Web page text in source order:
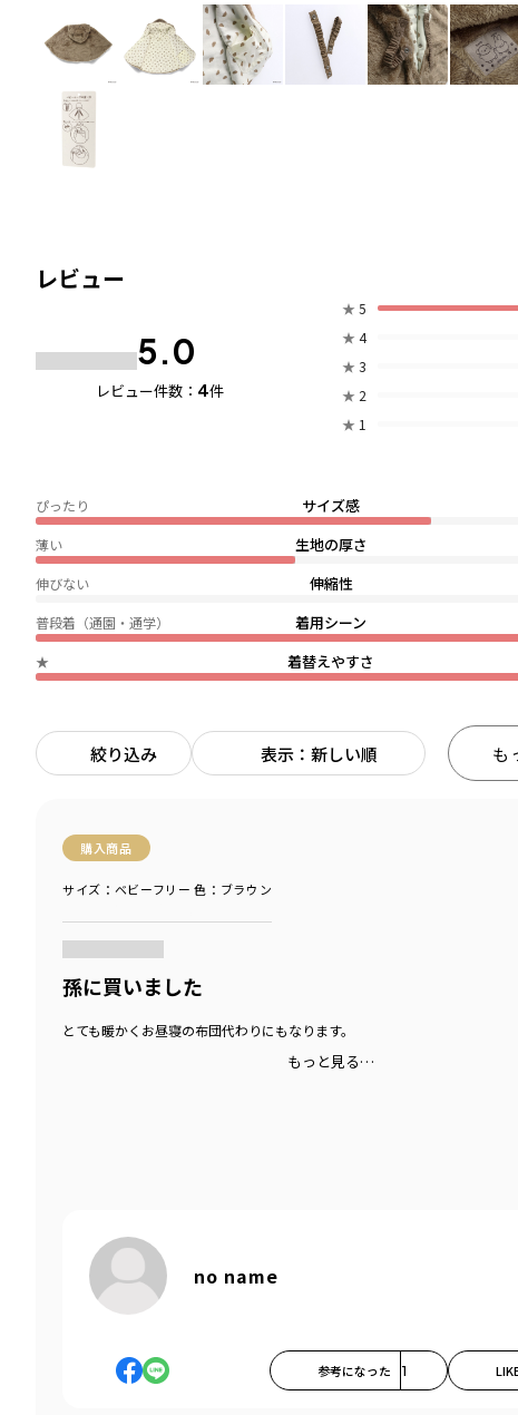
レビュー
5.0
レビュー件数： 4件
★ 5
★ 4
★ 3
★ 2
★ 1
サイズ感
ぴったり
生地の厚さ
薄い
伸縮性
伸びない
着用シーン
普段着（通園・通学）
着替えやすさ
★
絞り込み 表示：新しい順 も
購入商品
サイズ：ベビーフリー 色：ブラウン
孫に買いました
とても暖かくお昼寝の布団代わりにもなります。
もっと見る…
no name
参考になった 1